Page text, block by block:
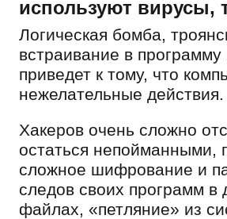
используют вирусы,
Логическая бомба,
встраивание в
приведет к тому, что
нежелательные действия.
Хакеров очень сложно
остаться непойманными,
сложное шифрование и
следов своих программ в
файлах, «петляние» из